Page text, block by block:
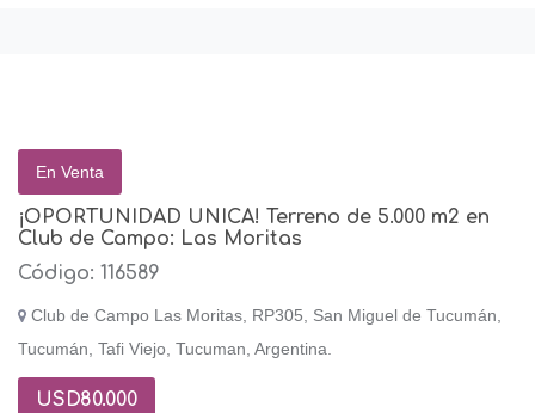
En Venta
¡OPORTUNIDAD UNICA! Terreno de 5.000 m2 en
Club de Campo: Las Moritas
Código: 116589
Club de Campo Las Moritas, RP305, San Miguel de Tucumán,
Tucumán, Tafi Viejo, Tucuman, Argentina.
USD80.000